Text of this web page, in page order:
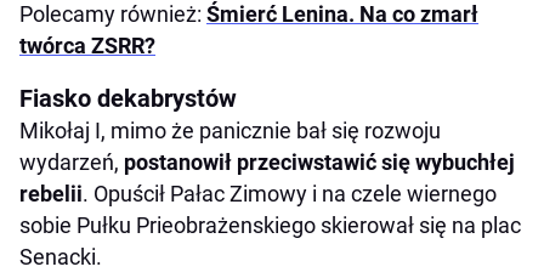
Polecamy również: Śmierć Lenina. Na co zmarł
twórca ZSRR?
Fiasko dekabrystów
Mikołaj I, mimo że panicznie bał się rozwoju
wydarzeń, postanowił przeciwstawić się wybuchłej
rebelii. Opuścił Pałac Zimowy i na czele wiernego
sobie Pułku Prieobrażenskiego skierował się na plac
Senacki.